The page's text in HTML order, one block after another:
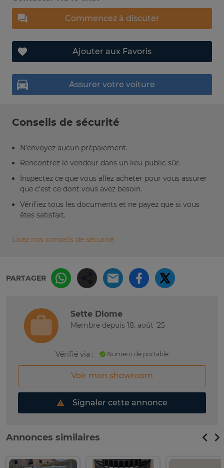
Commencez à discuter
Ajouter aux Favoris
Assurer votre voiture
Conseils de sécurité
N’envoyez aucun prépaiement.
Rencontrez le vendeur dans un lieu public sûr.
Inspectez ce que vous allez acheter pour vous assurer
que c’est ce dont vous avez besoin.
Vérifiez tous les documents et ne payez que si vous
êtes satisfait.
Lisez nos conseils de sécurité
PARTAGER
Sette Diome
Membre depuis 18. août '25
Vérifié via : Numéro de portable
Voir mon showroom
Signaler cette annonce
Annonces similaires